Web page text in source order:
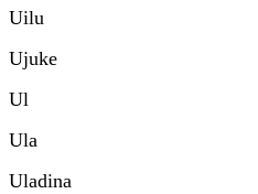
Uilu
Ujuke
Ul
Ula
Uladina